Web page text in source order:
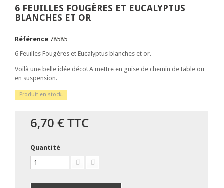
6 FEUILLES FOUGÈRES ET EUCALYPTUS
BLANCHES ET OR
Référence 78585
6 Feuilles Fougères et Eucalyptus blanches et or.
Voilà une belle idée déco! A mettre en guise de chemin de table ou
en suspension.
Produit en stock.
6,70 €TTC
Quantité